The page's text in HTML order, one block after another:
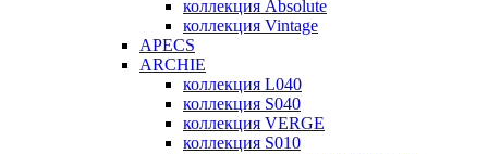
коллекция Absolute
коллекция Vintage
APECS
ARCHIE
коллекция L040
коллекция S040
коллекция VERGE
коллекция S010